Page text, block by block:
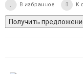
В избранное К
Получить